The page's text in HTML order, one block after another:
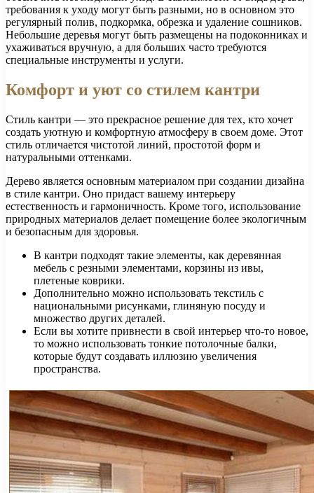
требования к уходу могут быть разными, но в основном это
регулярный полив, подкормка, обрезка и удаление сошников.
Небольшие деревья могут быть размещены на подоконниках и
ухаживаться вручную, а для больших часто требуются
специальные инструменты и услуги.
Комфорт и уют со стилем кантри
Стиль кантри — это прекрасное решение для тех, кто хочет
создать уютную и комфортную атмосферу в своем доме. Этот
стиль отличается чистотой линий, простотой форм и
натуральными оттенками.
Дерево является основным материалом при создании дизайна
в стиле кантри. Оно придаст вашему интерьеру
естественность и гармоничность. Кроме того, использование
природных материалов делает помещение более экологичным
и безопасным для здоровья.
В кантри подходят такие элементы, как деревянная
мебель с резными элементами, корзины из ивы,
плетеные коврики.
Дополнительно можно использовать текстиль с
национальными рисунками, глиняную посуду и
множество других деталей.
Если вы хотите привнести в свой интерьер что-то новое,
то можно использовать тонкие потолочные балки,
которые будут создавать иллюзию увеличения
пространства.